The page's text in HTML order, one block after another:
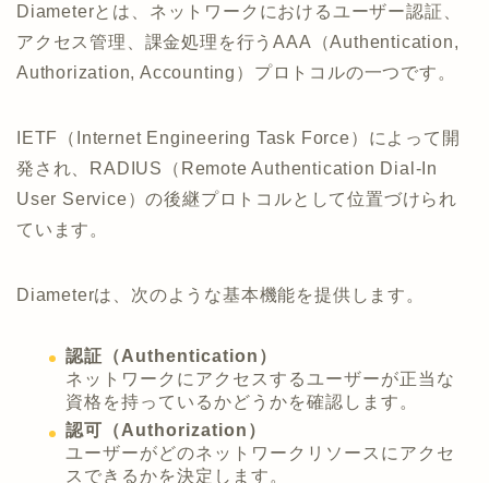
Diameterとは、ネットワークにおけるユーザー認証、
アクセス管理、課金処理を行うAAA（Authentication,
Authorization, Accounting）プロトコルの一つです。
IETF（Internet Engineering Task Force）によって開
発され、RADIUS（Remote Authentication Dial-In
User Service）の後継プロトコルとして位置づけられ
ています。
Diameterは、次のような基本機能を提供します。
認証（Authentication）
ネットワークにアクセスするユーザーが正当な
資格を持っているかどうかを確認します。
認可（Authorization）
ユーザーがどのネットワークリソースにアクセ
スできるかを決定します。